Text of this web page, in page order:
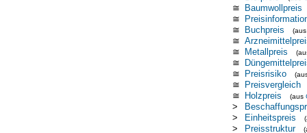
≅ Baumwollpreis
≅
≅ Buchpreis
≅
≅ Metallpreis
≅
≅ Preisrisiko
≅ Preisvergleich
≅ Holzpreis (aus
>
>
Einheitspreis
> Preisstruktur